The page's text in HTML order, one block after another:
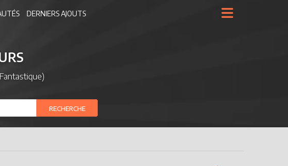
DERNIERS AJOUTS
RECHERCHE